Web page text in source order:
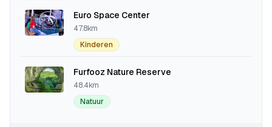
Euro Space Center
47.8km
Kinderen
Furfooz Nature Reserve
48.4km
Natuur